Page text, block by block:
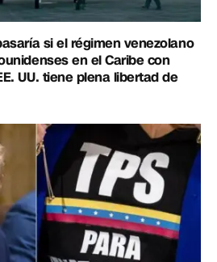
si el régimen venezolano
en el Caribe con
UU. tiene plena libertad de